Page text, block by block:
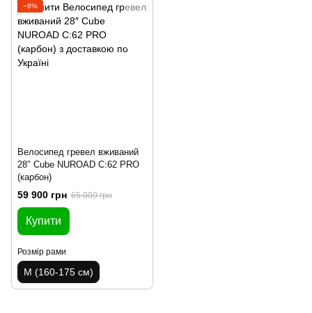
−8%
Велосипед гревел вживаний
28″ Cube NUROAD C:62 PRO
(карбон)
59 900 грн 65 000 грн
Купити
Розмір рами
M (160-175 см)